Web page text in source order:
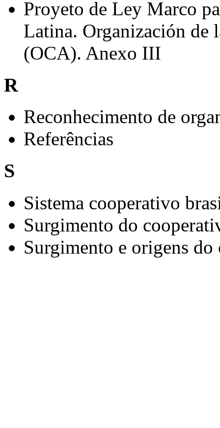
Proyeto de Ley Marco
Latina. Organización de
(OCA). Anexo III
R
Reconhecimento de
Referências
S
Sistema cooperativo
Surgimento do
Surgimento e origens